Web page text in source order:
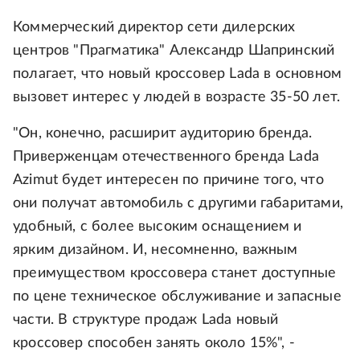
Коммерческий директор сети дилерских
центров "Прагматика" Александр Шапринский
полагает, что новый кроссовер Lada в основном
вызовет интерес у людей в возрасте 35-50 лет.
"Он, конечно, расширит аудиторию бренда.
Приверженцам отечественного бренда Lada
Azimut будет интересен по причине того, что
они получат автомобиль с другими габаритами,
удобный, с более высоким оснащением и
ярким дизайном. И, несомненно, важным
преимуществом кроссовера станет доступные
по цене техническое обслуживание и запасные
части. В структуре продаж Lada новый
кроссовер способен занять около 15%", -